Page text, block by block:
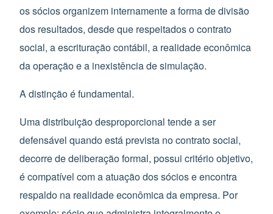
os sócios organizem internamente a forma de divisão
dos resultados, desde que respeitados o contrato
social, a escrituração contábil, a realidade econômica
da operação e a inexistência de simulação.
A distinção é fundamental.
Uma distribuição desproporcional tende a ser
defensável quando está prevista no contrato social,
decorre de deliberação formal, possui critério objetivo,
é compatível com a atuação dos sócios e encontra
respaldo na realidade econômica da empresa. Por